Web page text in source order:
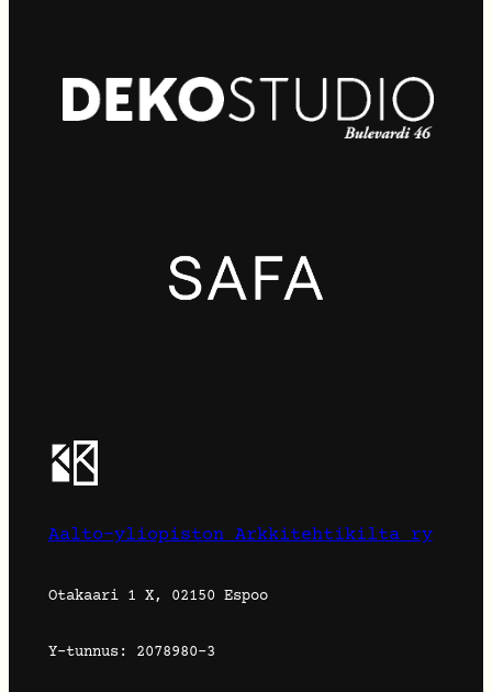
Aalto-yliopiston Arkkitehtikilta ry
Otakaari 1 X, 02150 Espoo
Y-tunnus: 2078980-3